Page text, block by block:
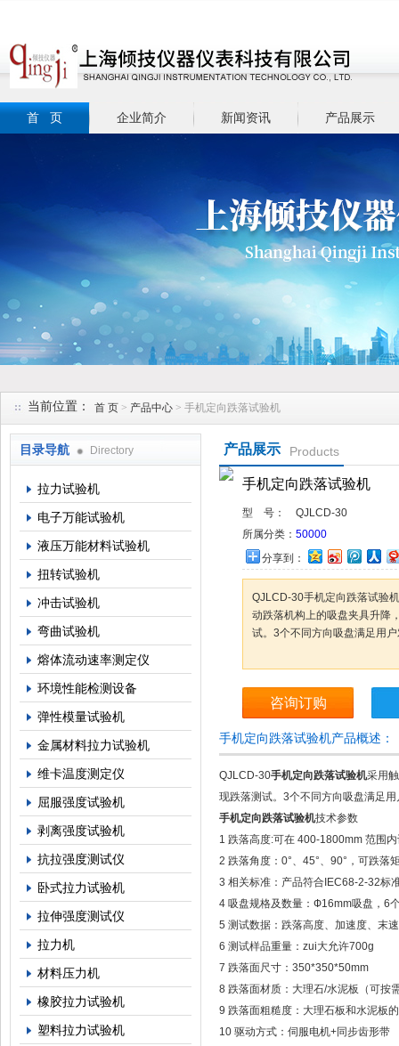
首 页 企业简介 新闻资讯 产品展示
当前位置： 首 页 > 产品中心 > 手机定向跌落试验机
目录导航 Directory
拉力试验机
电子万能试验机
液压万能材料试验机
扭转试验机
冲击试验机
弯曲试验机
熔体流动速率测定仪
环境性能检测设备
弹性模量试验机
金属材料拉力试验机
维卡温度测定仪
屈服强度试验机
剥离强度试验机
抗拉强度测试仪
卧式拉力试验机
拉伸强度测试仪
拉力机
材料压力机
橡胶拉力试验机
塑料拉力试验机
产品展示 Products
手机定向跌落试验机
型 号：
QJLCD-30
所属分类： 50000
分享到：
QJLCD-30手机定向跌落试验
动跌落机构上的吸盘夹具升降
试。3个不同方向吸盘满足用
咨询订购
手机定向跌落试验机产品概述：
QJLCD-30手机定向跌落试验机采用
现跌落测试。3个不同方向吸盘满足
手机定向跌落试验机技术参数
1 跌落高度:可在 400-1800mm 范围
2 跌落角度：0°、45°、90°，可跌落
3 相关标准：产品符合IEC68-2-32标
4 吸盘规格及数量：Ф16mm吸盘，6
5 测试数据：跌落高度、加速度、末
6 测试样品重量：zui大允许700g
7 跌落面尺寸：350*350*50mm
8 跌落面材质：大理石/水泥板（可按
9 跌落面粗糙度：大理石板和水泥板
10 驱动方式：伺服电机+同步齿形带